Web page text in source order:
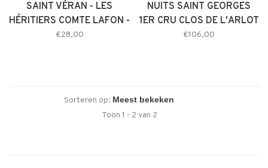
SAINT VÉRAN - LES
HÉRITIERS COMTE LAFON -
MÂCONNAIS 2018
€28,00
NUITS SAINT GEORGES
1ER CRU CLOS DE L'ARLOT
- DOMAINE DE L'ARLOT
€106,00
Sorteren op:
Toon 1 - 2 van 2